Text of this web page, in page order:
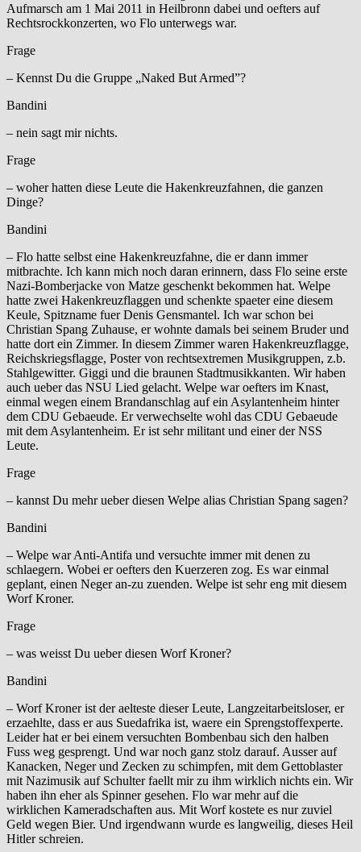
Aufmarsch am 1 Mai 2011 in Heilbronn dabei und oefters auf
Rechtsrockkonzerten, wo Flo unterwegs war.
Frage
– Kennst Du die Gruppe „Naked But Armed”?
Bandini
– nein sagt mir nichts.
Frage
– woher hatten diese Leute die Hakenkreuzfahnen, die ganzen
Dinge?
Bandini
– Flo hatte selbst eine Hakenkreuzfahne, die er dann immer
mitbrachte. Ich kann mich noch daran erinnern, dass Flo seine erste
Nazi-Bomberjacke von Matze geschenkt bekommen hat. Welpe
hatte zwei Hakenkreuzflaggen und schenkte spaeter eine diesem
Keule, Spitzname fuer Denis Gensmantel. Ich war schon bei
Christian Spang Zuhause, er wohnte damals bei seinem Bruder und
hatte dort ein Zimmer. In diesem Zimmer waren Hakenkreuzflagge,
Reichskriegsflagge, Poster von rechtsextremen Musikgruppen, z.b.
Stahlgewitter. Giggi und die braunen Stadtmusikkanten. Wir haben
auch ueber das NSU Lied gelacht. Welpe war oefters im Knast,
einmal wegen einem Brandanschlag auf ein Asylantenheim hinter
dem CDU Gebaeude. Er verwechselte wohl das CDU Gebaeude
mit dem Asylantenheim. Er ist sehr militant und einer der NSS
Leute.
Frage
– kannst Du mehr ueber diesen Welpe alias Christian Spang sagen?
Bandini
– Welpe war Anti-Antifa und versuchte immer mit denen zu
schlaegern. Wobei er oefters den Kuerzeren zog. Es war einmal
geplant, einen Neger an-zu zuenden. Welpe ist sehr eng mit diesem
Worf Kroner.
Frage
– was weisst Du ueber diesen Worf Kroner?
Bandini
– Worf Kroner ist der aelteste dieser Leute, Langzeitarbeitsloser, er
erzaehlte, dass er aus Suedafrika ist, waere ein Sprengstoffexperte.
Leider hat er bei einem versuchten Bombenbau sich den halben
Fuss weg gesprengt. Und war noch ganz stolz darauf. Ausser auf
Kanacken, Neger und Zecken zu schimpfen, mit dem Gettoblaster
mit Nazimusik auf Schulter faellt mir zu ihm wirklich nichts ein. Wir
haben ihn eher als Spinner gesehen. Flo war mehr auf die
wirklichen Kameradschaften aus. Mit Worf kostete es nur zuviel
Geld wegen Bier. Und irgendwann wurde es langweilig, dieses Heil
Hitler schreien.